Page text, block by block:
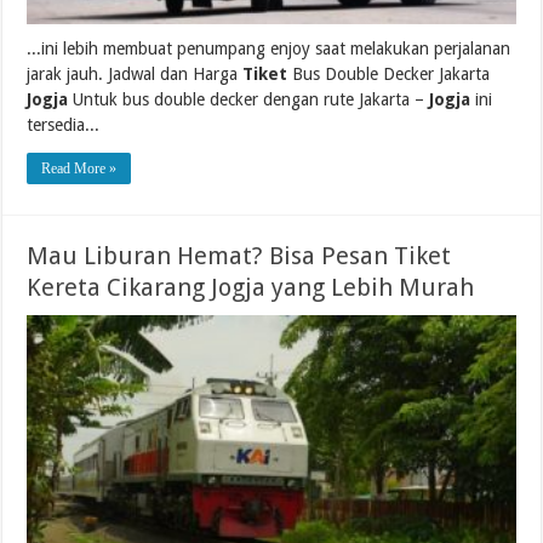
...ini lebih membuat penumpang enjoy saat melakukan perjalanan
jarak jauh. Jadwal dan Harga Tiket Bus Double Decker Jakarta
Jogja Untuk bus double decker dengan rute Jakarta – Jogja ini
tersedia...
Read More »
Mau Liburan Hemat? Bisa Pesan Tiket
Kereta Cikarang Jogja yang Lebih Murah